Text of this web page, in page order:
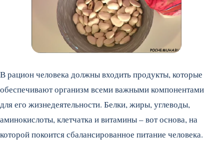
В рацион человека должны входить продукты, которые
обеспечивают организм всеми важными компонентами
для его жизнедеятельности. Белки, жиры, углеводы,
аминокислоты, клетчатка и витамины – вот основа, на
которой покоится сбалансированное питание человека.